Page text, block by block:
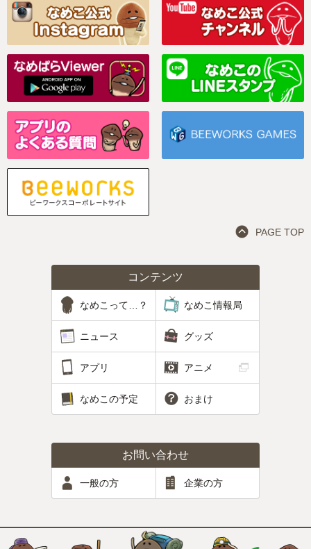
PAGE TOP
コンテンツ
なめこって…？ なめこ情報局
ニュース グッズ
アプリ アニメ
なめこの予定 おまけ
お問い合わせ
一般の方 企業の方